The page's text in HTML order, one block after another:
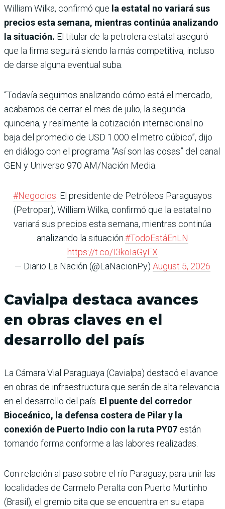
William Wilka, confirmó que la estatal no variará sus
precios esta semana, mientras continúa analizando
la situación. El titular de la petrolera estatal aseguró
que la firma seguirá siendo la más competitiva, incluso
de darse alguna eventual suba.
“Todavía seguimos analizando cómo está el mercado,
acabamos de cerrar el mes de julio, la segunda
quincena, y realmente la cotización internacional no
baja del promedio de USD 1.000 el metro cúbico”, dijo
en diálogo con el programa “Así son las cosas” del canal
GEN y Universo 970 AM/Nación Media.
#Negocios . El presidente de Petróleos Paraguayos
(Petropar), William Wilka, confirmó que la estatal no
variará sus precios esta semana, mientras continúa
analizando la situación.#TodoEstáEnLN
https://t.co/I3koIaGyEX
— Diario La Nación (@LaNacionPy) August 5, 2026
Cavialpa destaca avances
en obras claves en el
desarrollo del país
La Cámara Vial Paraguaya (Cavialpa) destacó el avance
en obras de infraestructura que serán de alta relevancia
en el desarrollo del país. El puente del corredor
Bioceánico, la defensa costera de Pilar y la
conexión de Puerto Indio con la ruta PY07 están
tomando forma conforme a las labores realizadas.
Con relación al paso sobre el río Paraguay, para unir las
localidades de Carmelo Peralta con Puerto Murtinho
(Brasil), el gremio cita que se encuentra en su etapa